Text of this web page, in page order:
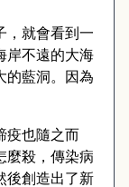
，就會看到一
岸不遠的大海
的藍洞。因為
疫也隨之而
麼殺，傳染病
後創造出了新